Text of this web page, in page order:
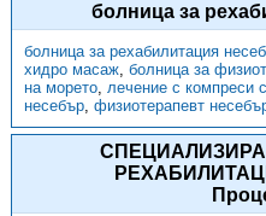
болница за
болница за рехабилитация
хидро масаж, болница за
на морето, лечение с компреси
несебър, физиотерапевт